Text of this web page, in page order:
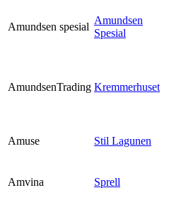
Amundsen spesial
Amundsen
Spesial
AmundsenTrading Kremmerhuset
Amuse Stil Lagunen
Amvina Sprell